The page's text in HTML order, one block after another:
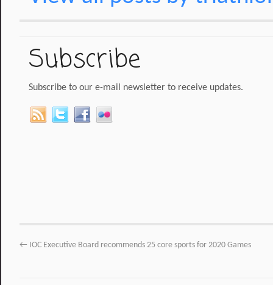
Subscribe
Subscribe to our e-mail newsletter to receive updates.
← IOC Executive Board recommends 25 core sports for 2020 Games